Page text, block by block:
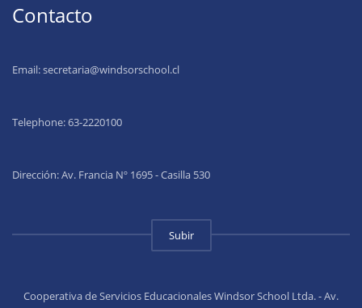
Contacto
Email:secretaria@windsorschool.cl
Telephone: 63-2220100
Dirección: Av. Francia Nº 1695 - Casilla 530
Subir
Cooperativa de Servicios Educacionales Windsor School Ltda. - Av.